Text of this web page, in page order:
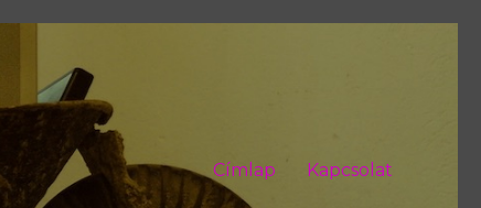
Címlap Kapcsolat